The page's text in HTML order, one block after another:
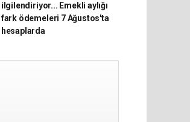
ilgilendiriyor... Emekli aylığı
fark ödemeleri 7 Ağustos'ta
hesaplarda